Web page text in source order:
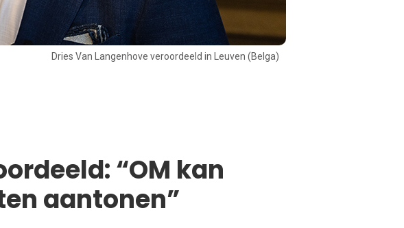
Dries Van Langenhove veroordeeld in Leuven (Belga)
“OM kan
aantonen”